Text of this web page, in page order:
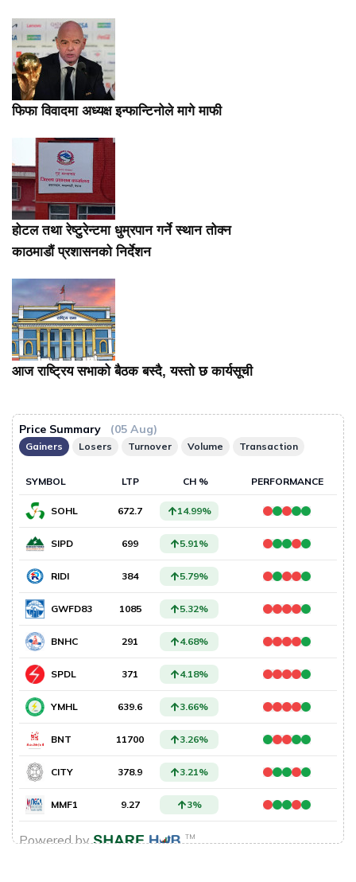
फिफा विवादमा अध्यक्ष इन्फान्टिनोले मागे माफी
होटल तथा रेष्टुरेन्टमा धुम्रपान गर्ने स्थान तोक्न
काठमाडौं प्रशासनको निर्देशन
आज राष्ट्रिय सभाको बैठक बस्दै, यस्तो छ कार्यसूची